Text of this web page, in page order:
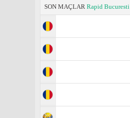
SON MAÇLAR Rapid Bucuresti